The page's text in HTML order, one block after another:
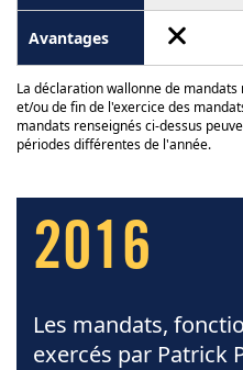
La déclaration wallonne de
et/ou de fin de l'exercice des
mandats renseignés ci-dessus
périodes différentes de l'année.
2016
Les mandats,
exercés par Patrick